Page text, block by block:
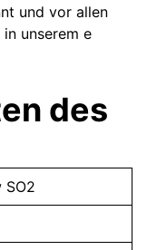
und vor allen
unserem e
des
SO2